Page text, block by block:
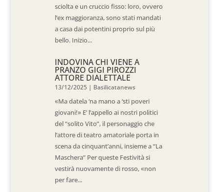
sciolta e un cruccio fisso: loro, ovvero
l’ex maggioranza, sono stati mandati
a casa dai potentini proprio sul più
bello. Inizio...
INDOVINA CHI VIENE A
PRANZO GIGI PIROZZI
ATTORE DIALETTALE
13/12/2025 | Basilicatanews
«Ma datela ‘na mano a ‘sti poveri
giovani!» E’ l’appello ai nostri politici
del “solito Vito”, il personaggio che
l’attore di teatro amatoriale porta in
scena da cinquant’anni, insieme a “La
Maschera” Per queste Festività si
vestirà nuovamente di rosso, «non
per fare...